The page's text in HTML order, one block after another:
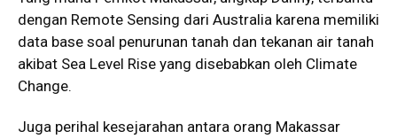
dengan Remote Sensing dari Australia karena memiliki
data base soal penurunan tanah dan tekanan air tanah
akibat Sea Level Rise yang disebabkan oleh Climate
Change.
Juga perihal kesejarahan antara orang Makassar